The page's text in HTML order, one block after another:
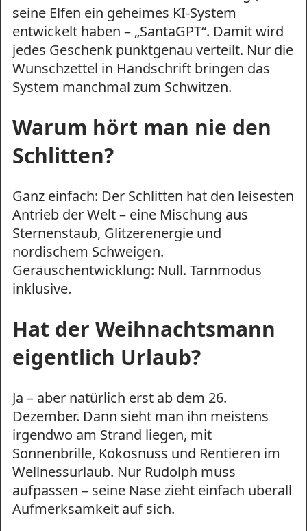
seine Elfen ein geheimes KI-System
entwickelt haben – „SantaGPT“. Damit wird
jedes Geschenk punktgenau verteilt. Nur die
Wunschzettel in Handschrift bringen das
System manchmal zum Schwitzen.
Warum hört man nie den
Schlitten?
Ganz einfach: Der Schlitten hat den leisesten
Antrieb der Welt – eine Mischung aus
Sternenstaub, Glitzerenergie und
nordischem Schweigen.
Geräuschentwicklung: Null. Tarnmodus
inklusive.
Hat der Weihnachtsmann
eigentlich Urlaub?
Ja – aber natürlich erst ab dem 26.
Dezember. Dann sieht man ihn meistens
irgendwo am Strand liegen, mit
Sonnenbrille, Kokosnuss und Rentieren im
Wellnessurlaub. Nur Rudolph muss
aufpassen – seine Nase zieht einfach überall
Aufmerksamkeit auf sich.